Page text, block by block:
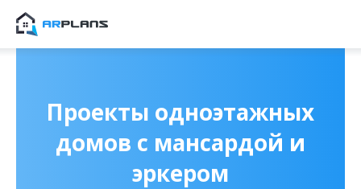
Проекты одноэтажных
домов с мансардой и
эркером